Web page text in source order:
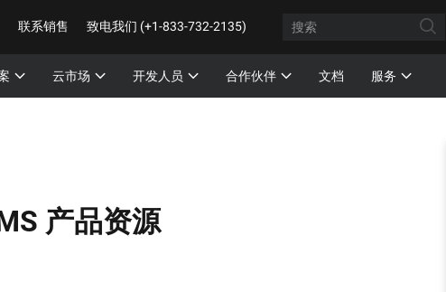
联系销售 致电我们 (+1-833-732-2135)
云市场 开发人员 合作伙伴 文档 服务
产品资源